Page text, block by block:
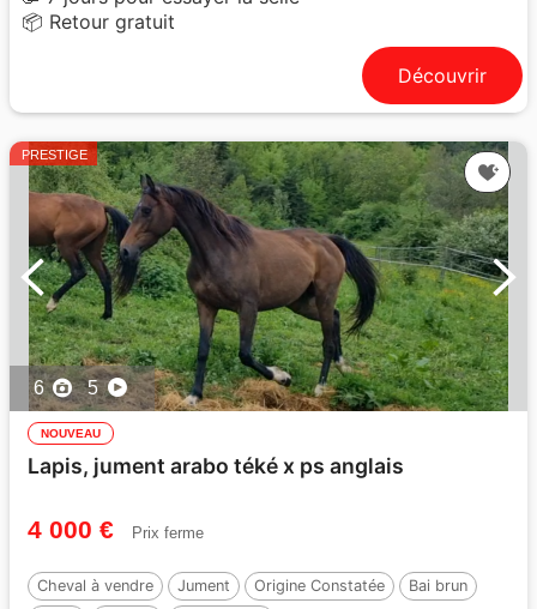
📦 Retour gratuit
Découvrir
PRESTIGE
6 5
NOUVEAU
Lapis, jument arabo téké x ps anglais
4 000 € Prix ferme
Cheval à vendre Jument Origine Constatée
Bai brun